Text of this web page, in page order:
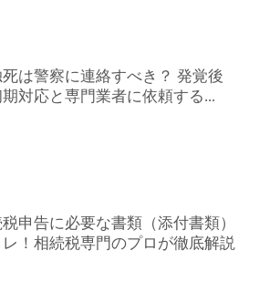
は警察に連絡すべき？ 発覚後
対応と専門業者に依頼する...
申告に必要な書類（添付書類）
レ！相続税専門のプロが徹底解説